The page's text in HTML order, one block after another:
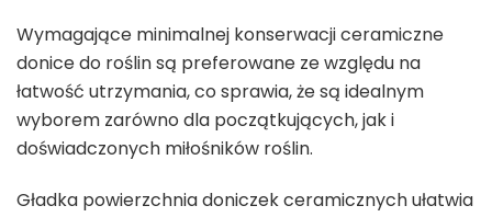
Wymagające minimalnej konserwacji ceramiczne
donice do roślin są preferowane ze względu na
łatwość utrzymania, co sprawia, że są idealnym
wyborem zarówno dla początkujących, jak i
doświadczonych miłośników roślin.
Gładka powierzchnia doniczek ceramicznych ułatwia